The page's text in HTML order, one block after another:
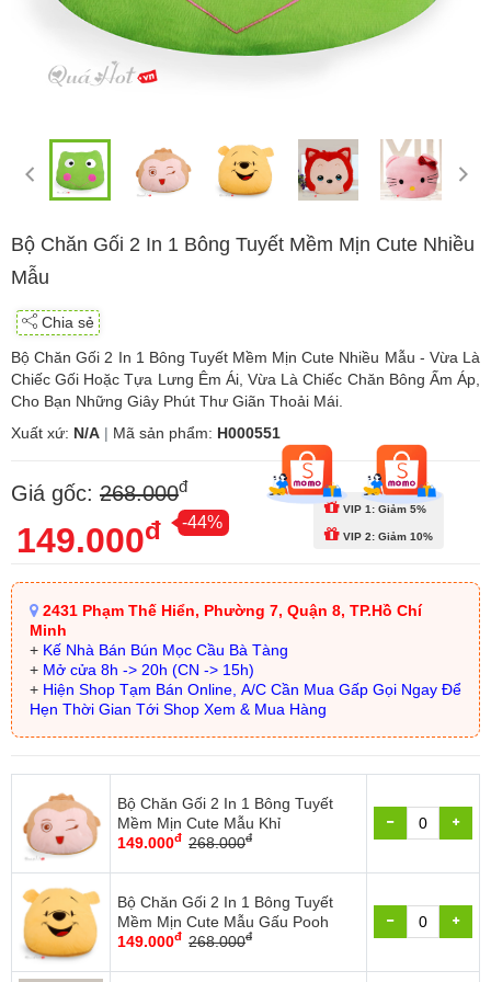
Bộ Chăn Gối 2 In 1 Bông Tuyết Mềm Mịn Cute Nhiều
Mẫu
Chia sẻ
Bộ Chăn Gối 2 In 1 Bông Tuyết Mềm Mịn Cute Nhiều Mẫu - Vừa Là
Chiếc Gối Hoặc Tựa Lưng Êm Ái, Vừa Là Chiếc Chăn Bông Ấm Áp,
Cho Bạn Những Giây Phút Thư Giãn Thoải Mái.
Xuất xứ: N/A | Mã sản phẩm: H000551
Giá gốc: 268.000đ
149.000đ -44%
VIP 1: Giảm 5%
VIP 2: Giảm 10%
2431 Phạm Thế Hiển, Phường 7, Quận 8, TP.Hồ Chí
Minh
+ Kế Nhà Bán Bún Mọc Cầu Bà Tàng
+ Mở cửa 8h -> 20h (CN -> 15h)
+ Hiện Shop Tạm Bán Online, A/C Cần Mua Gấp Gọi Ngay Để
Hẹn Thời Gian Tới Shop Xem & Mua Hàng
Bộ Chăn Gối 2 In 1 Bông Tuyết
Mềm Mịn Cute Mẫu Khỉ
149.000đ 268.000đ
Bộ Chăn Gối 2 In 1 Bông Tuyết
Mềm Mịn Cute Mẫu Gấu Pooh
149.000đ 268.000đ